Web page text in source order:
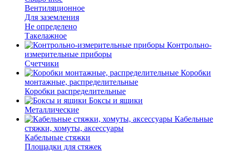
Вентиляционное
Для заземления
Не определено
Такелажное
Контрольно-
измерительные приборы
Счетчики
Коробки
монтажные, распределительные
Коробки распределительные
Боксы и ящики
Металлические
Кабельные
стяжки, хомуты, аксессуары
Кабельные стяжки
Площадки для стяжек